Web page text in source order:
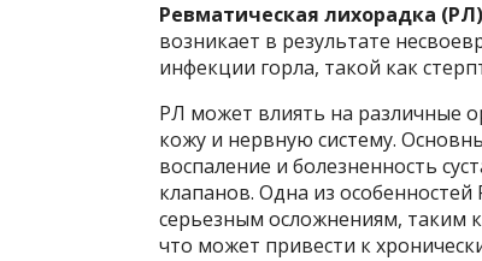
Ревматическая лихорадка (РЛ)
возникает в результате
инфекции горла, такой как
РЛ может влиять на различные
кожу и нервную систему.
воспаление и болезненность
клапанов. Одна из
серьезным осложнениям, таким
что может привести к